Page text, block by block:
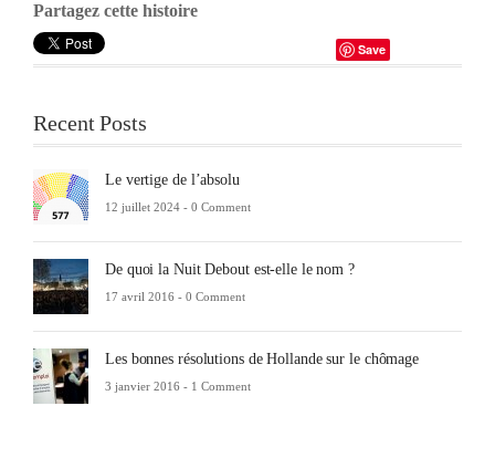
Partagez cette histoire
Save
Recent Posts
Le vertige de l’absolu
12 juillet 2024 - 0 Comment
De quoi la Nuit Debout est-elle le nom ?
17 avril 2016 - 0 Comment
Les bonnes résolutions de Hollande sur le chômage
3 janvier 2016 - 1 Comment